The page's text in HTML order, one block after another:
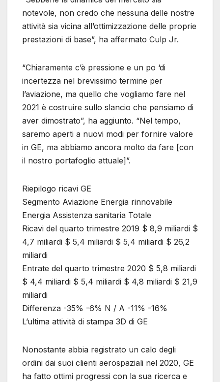
notevole, non credo che nessuna delle nostre
attività sia vicina all’ottimizzazione delle proprie
prestazioni di base”, ha affermato Culp Jr.
“Chiaramente c’è pressione e un po ‘di
incertezza nel brevissimo termine per
l’aviazione, ma quello che vogliamo fare nel
2021 è costruire sullo slancio che pensiamo di
aver dimostrato”, ha aggiunto. “Nel tempo,
saremo aperti a nuovi modi per fornire valore
in GE, ma abbiamo ancora molto da fare [con
il nostro portafoglio attuale]”.
Riepilogo ricavi GE
Segmento Aviazione Energia rinnovabile
Energia Assistenza sanitaria Totale
Ricavi del quarto trimestre 2019 $ 8,9 miliardi $
4,7 miliardi $ 5,4 miliardi $ 5,4 miliardi $ 26,2
miliardi
Entrate del quarto trimestre 2020 $ 5,8 miliardi
$ 4,4 miliardi $ 5,4 miliardi $ 4,8 miliardi $ 21,9
miliardi
Differenza -35% -6% N / A -11% -16%
L’ultima attività di stampa 3D di GE
Nonostante abbia registrato un calo degli
ordini dai suoi clienti aerospaziali nel 2020, GE
ha fatto ottimi progressi con la sua ricerca e